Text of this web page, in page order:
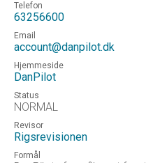
Telefon
63256600
Email
account@danpilot.dk
Hjemmeside
DanPilot
Status
NORMAL
Revisor
Rigsrevisionen
Formål